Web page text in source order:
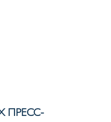
ПРЕСС-